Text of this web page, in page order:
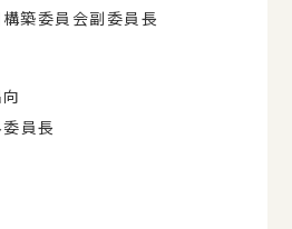
築委員会副委員長
員長